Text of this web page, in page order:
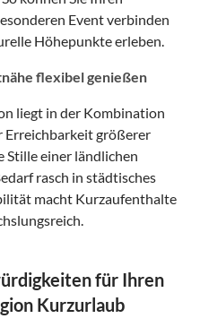
Event verbinden
Höhepunkte erleben.
flexibel genießen
liegt in der Kombination
Erreichbarkeit größerer
Stille einer ländlichen
rasch in städtisches
macht Kurzaufenthalte
für Ihren
Kurzurlaub